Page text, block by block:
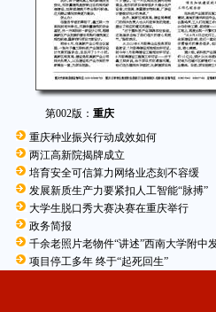
第002版：重庆
重庆种业振兴行动成效如何
两江高新院揭牌成立
培育安全可信算力网络业态刻不容缓
发展新质生产力要紧扣人工智能“脉搏”
大学生脱口秀大赛决赛在重庆举行
政务简报
千余老照片老物件“讲述”西南大学附中
项目停工多年 终于“起死回生”